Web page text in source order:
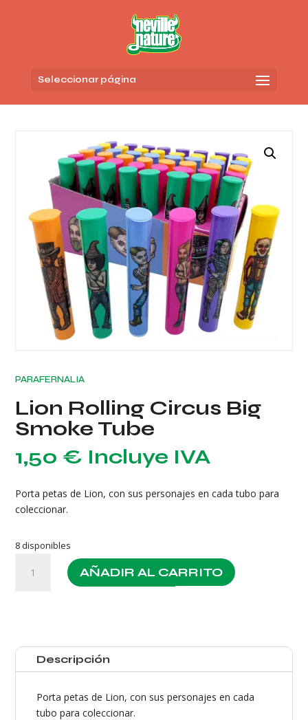
Seleccionar página
PARAFERNALIA
Lion Rolling Circus Big
Smoke Tube
1,50 € Incluye IVA
Porta petas de Lion, con sus personajes en cada tubo para
coleccionar.
8 disponibles
Rolling
cantidad
AÑADIR AL CARRITO
Descripción
Porta petas de Lion, con sus personajes en cada
tubo para coleccionar.